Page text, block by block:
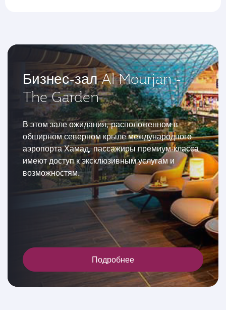
Бизнес-зал Al Mourjan -
The Garden
В этом зале ожидания, расположенном в
обширном северном крыле международного
аэропорта Хамад, пассажиры премиум-класса
имеют доступ к эксклюзивным услугам и
возможностям.
Подробнее